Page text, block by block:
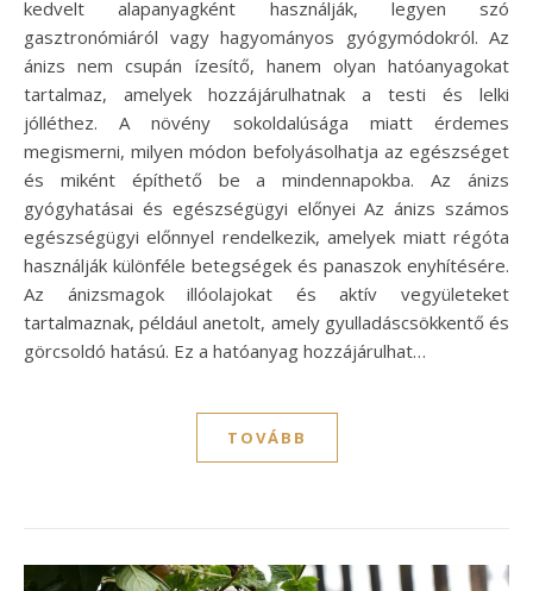
kedvelt alapanyagként használják, legyen szó
gasztronómiáról vagy hagyományos gyógymódokról. Az
ánizs nem csupán ízesítő, hanem olyan hatóanyagokat
tartalmaz, amelyek hozzájárulhatnak a testi és lelki
jólléthez. A növény sokoldalúsága miatt érdemes
megismerni, milyen módon befolyásolhatja az egészséget
és miként építhető be a mindennapokba. Az ánizs
gyógyhatásai és egészségügyi előnyei Az ánizs számos
egészségügyi előnnyel rendelkezik, amelyek miatt régóta
használják különféle betegségek és panaszok enyhítésére.
Az ánizsmagok illóolajokat és aktív vegyületeket
tartalmaznak, például anetolt, amely gyulladáscsökkentő és
görcsoldó hatású. Ez a hatóanyag hozzájárulhat…
TOVÁBB